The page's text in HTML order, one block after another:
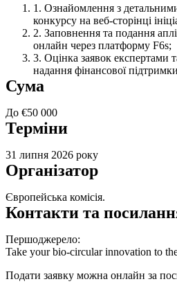
Ознайомлення з
конкурсу на веб-сторінці
Заповнення та подання
онлайн через платформу F6s;
Оцінка заявок експертами
надання фінансової
Сума
До €50 000
Терміни
31 липня 2026 року
Організатор
Європейська комісія.
Контакти та
Першоджерело:
Take your bio-circular innovation to
Подати заявку можна онлайн за